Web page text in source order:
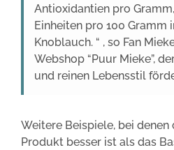
Antioxidantien pro
Einheiten pro 100 Gramm
Knoblauch. “ , so Fan
Webshop “Puur Mieke”,
und reinen Lebensstil
Weitere Beispiele, bei
Produkt besser ist als das